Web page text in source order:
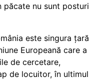
păcate nu sunt posturi
este singura țară
Europeană care a
de cercetare,
de locuitor, în ultimul